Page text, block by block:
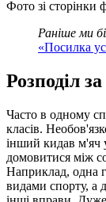
Фото зі сторінки
Раніше ми
«Посилка
Розподіл
Часто в одному
класів.
інший кидав м'яч
домовитися між
Наприклад, одна
видами спорту, а